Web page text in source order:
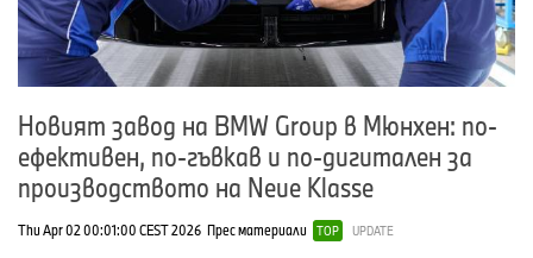
производството на „Neue Klasse“ – следващото поколение
модели на BMW.
В завода на BMW Group във Вакерсдорф се намират
производството на кокпити, снабдяването с части за
заводи зад океана, както и центърът за врати и капаци за
Rolls-Royce. Освен това локацията допринася значително
за електромобилността чрез своя център за тестване на
батерии.
Постоянният персонал на BMW Group в
Новият завод на BMW Group в Мюнхен: по-
ефективен, по-гъвкав и по-дигитален за
производството на Neue Klasse
Thu Apr 02 00:01:00 CEST 2026 Прес материали TOP UPDATE